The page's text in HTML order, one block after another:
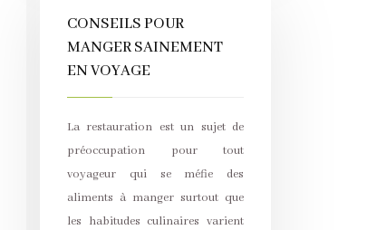
CONSEILS POUR
MANGER SAINEMENT
EN VOYAGE
La restauration est un sujet de
préoccupation pour tout
voyageur qui se méfie des
aliments à manger surtout que
les habitudes culinaires varient